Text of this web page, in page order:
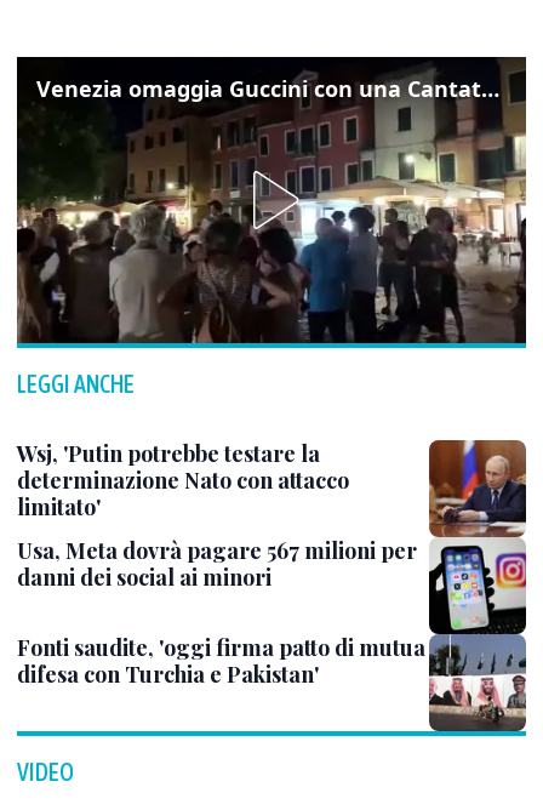
Venezia omaggia Guccini con una Cantata Anarchica in campo Santa Margherita
LEGGI ANCHE
Wsj, 'Putin potrebbe testare la
determinazione Nato con attacco
limitato'
Usa, Meta dovrà pagare 567 milioni per
danni dei social ai minori
Fonti saudite, 'oggi firma patto di mutua
difesa con Turchia e Pakistan'
VIDEO